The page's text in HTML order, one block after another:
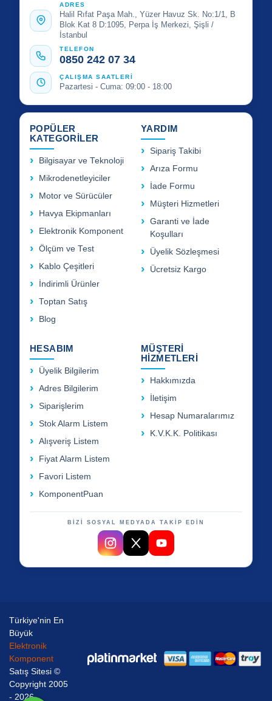
ADRES
Halil Rıfat Paşa Mah., Yüzer Havuz Sk. No:1/1, B
Blok Kat 8 D:1095, Perpa İş Merkezi, Şişli /
İstanbul
TELEFON
0850 242 07 34
ÇALIŞMA SAATLERİ
Pazartesi - Cuma: 09:00 - 18:00
POPÜLER
KATEGORİLER
Bilgisayar ve Teknoloji
Mikrodenetleyiciler
Motor ve Sürücüler
Havya Ekipmanları
Elektronik Komponent
Ölçüm ve Test
Kablo Çeşitleri
İndirimli Ürünler
Toptan Satış
Blog
YARDIM
Sipariş Takibi
Arıza Formu
İade Formu
Müşteri Hizmetleri
Garanti ve İade
Koşulları
Üyelik Sözleşmesi
Ücretsiz Kargo
HESABIM
Üyelik Bilgilerim
Adres Bilgilerim
Siparişlerim
Stok Alarm Listem
Alışveriş Listem
Fiyat Alarm Listem
Favori Listem
KomponentPuan
MÜŞTERİ
HİZMETLERİ
Hakkımızda
İletişim
Hesap Numaralarımız
K.V.K.K. Politikası
BİZİ SOSYAL MEDYADA TAKİP EDİN
Türkiye'nin En
Büyük
Elektronik
Komponent
Satış Sitesi ©
Copyright 2005
- 2026